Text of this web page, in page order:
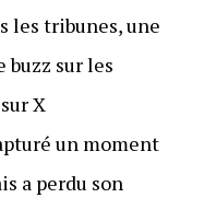
les tribunes, une
sur les
X
un moment
a perdu son